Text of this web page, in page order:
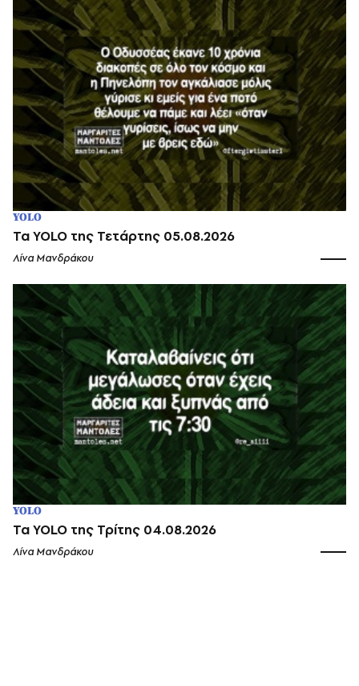
YOLO
Τα YOLO της Τετάρτης 05.08.2026
Λίνα Μανδράκου
YOLO
Τα YOLO της Τρίτης 04.08.2026
Λίνα Μανδράκου